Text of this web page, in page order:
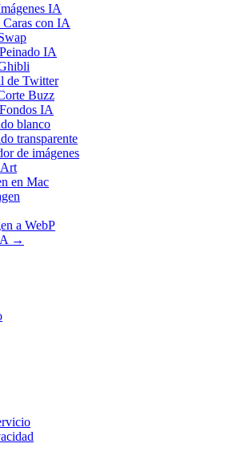
IA
con IA
IA
de Twitter
Buzz
IA
blanco
transparente
de imágenes
en Mac
a WebP
→